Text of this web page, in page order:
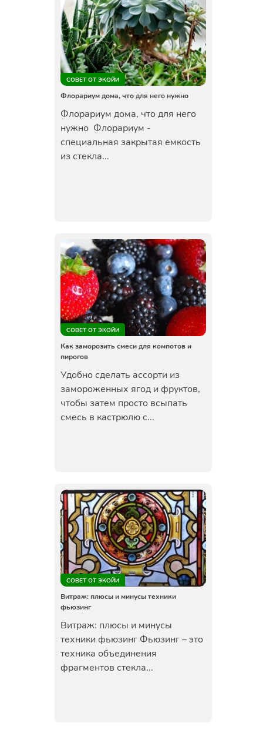
СОВЕТ ОТ ЭКОЙИ
Флорариум дома, что для него нужно
Флорариум дома, что для него
нужно Флорариум -
специальная закрытая емкость
из стекла...
СОВЕТ ОТ ЭКОЙИ
Как заморозить смеси для компотов и
пирогов
Удобно сделать ассорти из
замороженных ягод и фруктов,
чтобы затем просто всыпать
смесь в кастрюлю с...
СОВЕТ ОТ ЭКОЙИ
Витраж: плюсы и минусы техники
фьюзинг
Витраж: плюсы и минусы
техники фьюзинг Фьюзинг – это
техника объединения
фрагментов стекла...